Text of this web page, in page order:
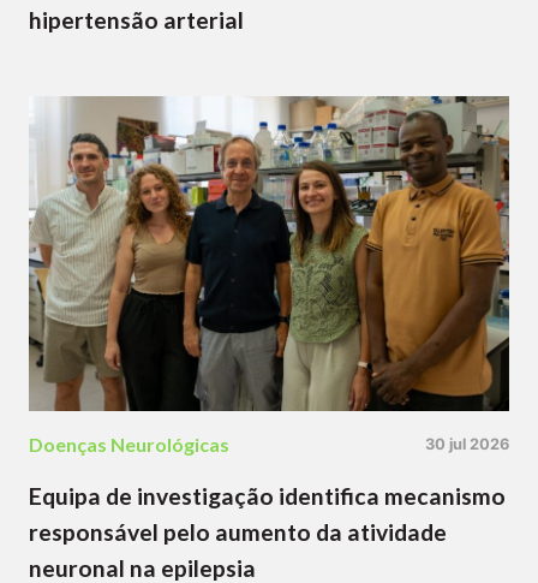
hipertensão arterial
Doenças Neurológicas 30 jul 2026
Equipa de investigação identifica mecanismo
responsável pelo aumento da atividade
neuronal na epilepsia